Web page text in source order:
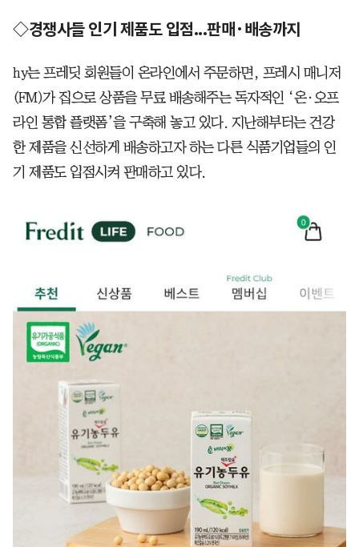
◇경쟁사들 인기 제품도 입점...판매·배송까지
hy는 프레딧 회원들이 온라인에서 주문하면, 프레시 매니저
(FM)가 집으로 상품을 무료 배송해주는 독자적인 ‘온·오프
라인 통합 플랫폼’을 구축해 놓고 있다. 지난해부터는 건강
한 제품을 신선하게 배송하고자 하는 다른 식품기업들의 인
기 제품도 입점시켜 판매하고 있다.